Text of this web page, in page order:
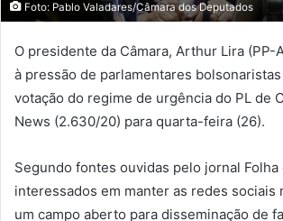
Foto: Pablo Valadares/Câmara dos Deputados
O presidente da Câmara, Arthur Lira (PP-
à pressão de parlamentares
votação do regime de urgência do PL de
News (2.630/20) para quarta-feira (26).
Segundo fontes ouvidas pelo jornal Folha
interessados em manter as redes sociais
um campo aberto para disseminação de